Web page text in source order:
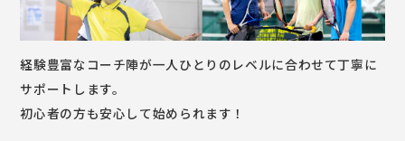
経験豊富なコーチ陣が一人ひとりのレベルに合わせて丁寧に
サポートします。
初心者の方も安心して始められます！